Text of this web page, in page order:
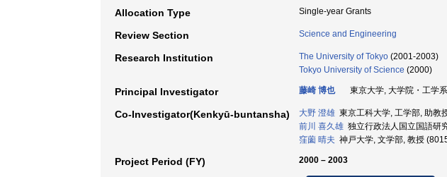
Allocation Type Single-year Grants
Review Section Science and Engineering
Research Institution The University of Tokyo (2001-2003)
Tokyo University of Science (2000)
Principal Investigator 藤崎 博也 東京大学, 大学院・工学
Co-Investigator(Kenkyū-buntansha) 大野 澄雄 東京工科大学, 工学部, 助教
前川 喜久雄 独立行政法人国立国語研
窪薗 晴夫 神戸大学, 文学部, 教授
Project Period (FY) 2000 – 2003